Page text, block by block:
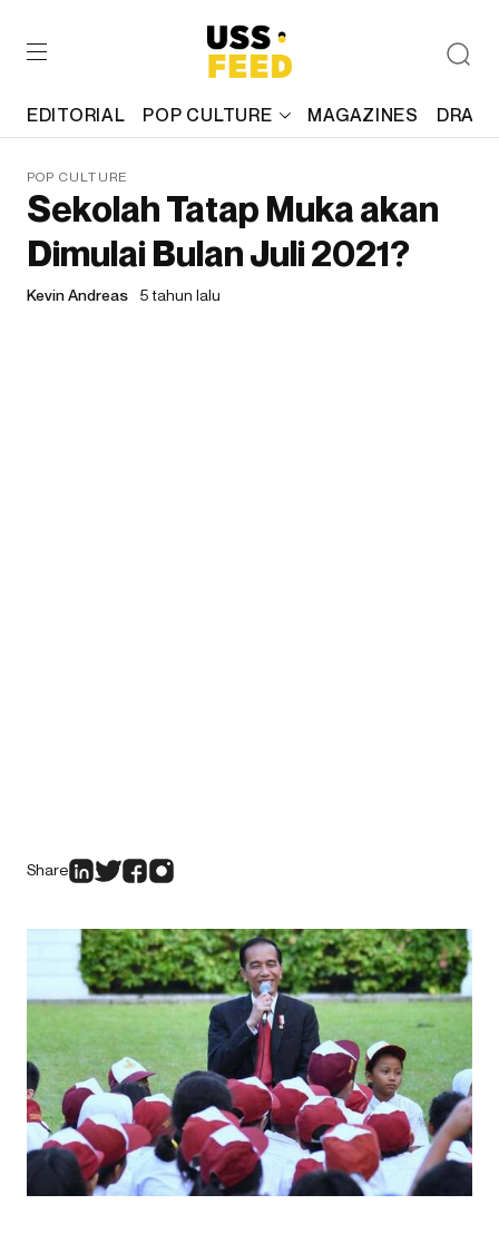
EDITORIAL POP CULTURE MAGAZINES
POP CULTURE
Sekolah Tatap Muka akan
Dimulai Bulan Juli 2021?
Kevin Andreas 5 tahun lalu
Share